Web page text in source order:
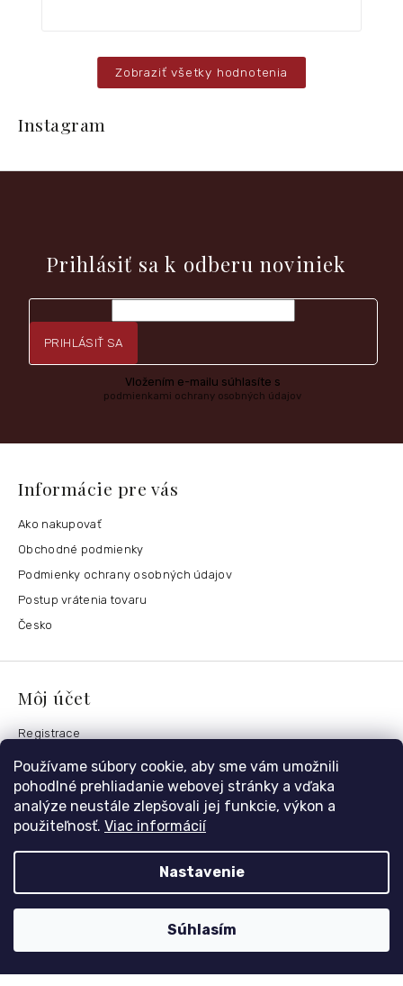
Používame súbory cookie, aby sme vám umožnili
pohodlné prehliadanie webovej stránky a vďaka
analýze neustále zlepšovali jej funkcie, výkon a
použiteľnosť. Viac informácií
Nastavenie
Súhlasím
Zobraziť všetky hodnotenia
t
Instagram
Prihlásiť sa k odberu noviniek
PRIHLÁSIŤ SA
Vložením e-mailu súhlasíte s
podmienkami ochrany osobných údajov
Informácie pre vás
Ako nakupovať
Obchodné podmienky
Podmienky ochrany osobných údajov
Postup vrátenia tovaru
Česko
Môj účet
Registrace
Přihlášení
Historie objednávek
Kontaktujte nás
nolimit@dzinyodevy.cz